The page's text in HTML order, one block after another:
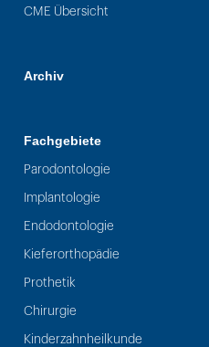
CME Übersicht
Archiv
Fachgebiete
Parodontologie
Implantologie
Endodontologie
Kieferorthopädie
Prothetik
Chirurgie
Kinderzahnheilkunde